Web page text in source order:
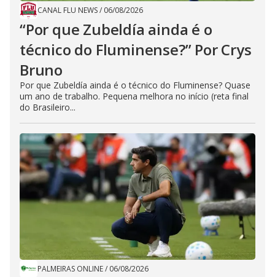
CANAL FLU NEWS/ 06/08/2026
“Por que Zubeldía ainda é o
técnico do Fluminense?” Por Crys
Bruno
Por que Zubeldía ainda é o técnico do Fluminense? Quase
um ano de trabalho. Pequena melhora no início (reta final
do Brasileiro...
PALMEIRAS ONLINE/ 06/08/2026